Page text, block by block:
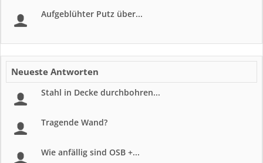
Aufgeblühter Putz über...
Neueste Antworten
Stahl in Decke durchbohren...
Tragende Wand?
Wie anfällig sind OSB +...